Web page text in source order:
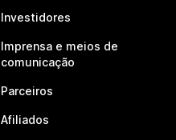
Investidores
Imprensa e meios de
comunicação
Parceiros
Afiliados